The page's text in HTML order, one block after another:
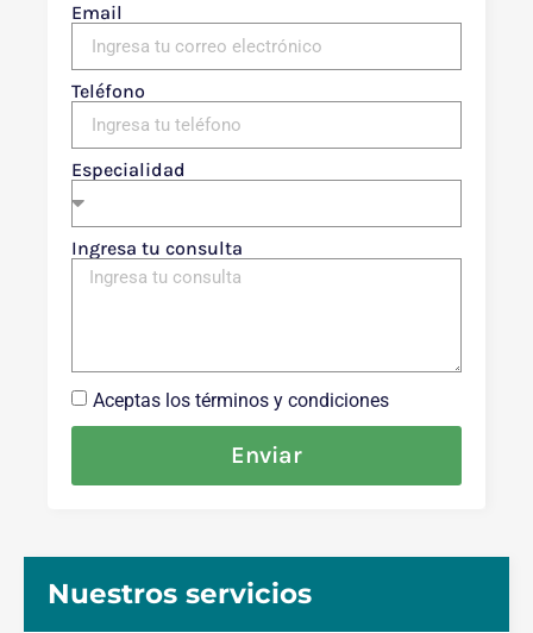
Email
Teléfono
Especialidad
Ingresa tu consulta
Aceptas los términos y condiciones
Enviar
Nuestros servicios